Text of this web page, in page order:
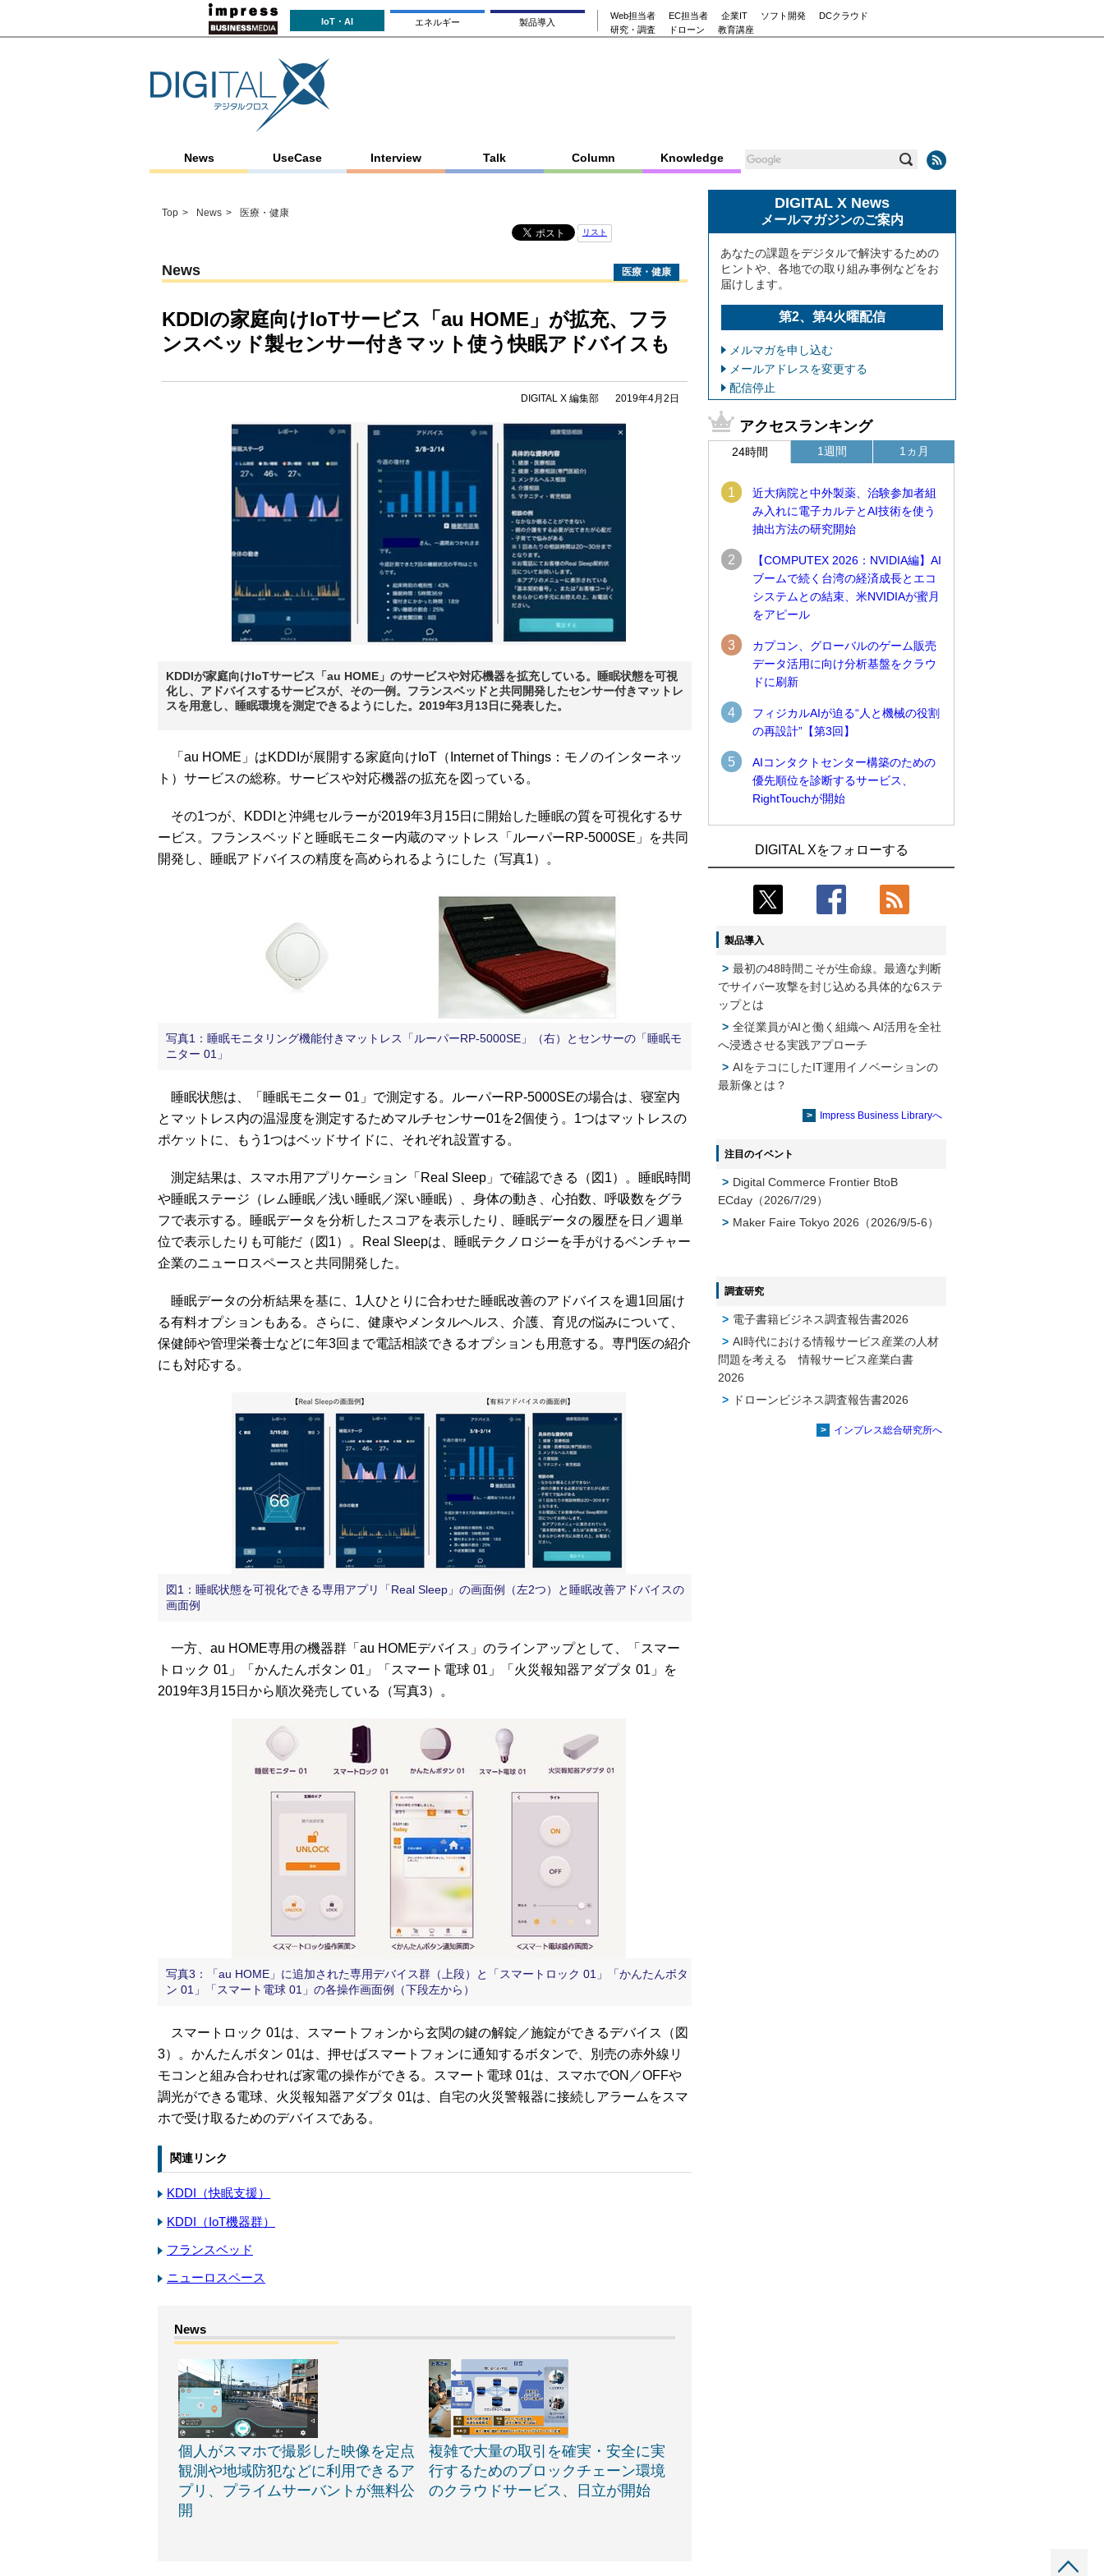
IoT・AI エネルギー 製品導入
Web担当者 EC担当者 企業IT ソフト開発
DCクラウド
研究・調査
ドローン 教育講座
News UseCase Interview Talk Column Knowledge
Top News 医療・健康
リスト
News 医療・健康
KDDIの家庭向けIoTサービス「au HOME」が拡充、フラ
ンスベッド製センサー付きマット使う快眠アドバイスも
DIGITAL X 編集部 2019年4月2日
KDDIが家庭向けIoTサービス「au HOME」のサービスや対応機器を拡充している。睡眠状態を可視
化し、アドバイスするサービスが、その一例。フランスベッドと共同開発したセンサー付きマットレ
スを用意し、睡眠環境を測定できるようにした。2019年3月13日に発表した。
「au HOME」はKDDIが展開する家庭向けIoT（Internet of Things：モノのインターネッ
ト）サービスの総称。サービスや対応機器の拡充を図っている。
その1つが、KDDIと沖縄セルラーが2019年3月15日に開始した睡眠の質を可視化するサ
ービス。フランスベッドと睡眠モニター内蔵のマットレス「ルーパーRP-5000SE」を共同
開発し、睡眠アドバイスの精度を高められるようにした（写真1）。
写真1：睡眠モニタリング機能付きマットレス「ルーパーRP-5000SE」（右）とセンサーの「睡眠モ
ニター 01」
睡眠状態は、「睡眠モニター 01」で測定する。ルーパーRP-5000SEの場合は、寝室内
とマットレス内の温湿度を測定するためマルチセンサー01を2個使う。1つはマットレスの
ポケットに、もう1つはベッドサイドに、それぞれ設置する。
測定結果は、スマホ用アプリケーション「Real Sleep」で確認できる（図1）。睡眠時間
や睡眠ステージ（レム睡眠／浅い睡眠／深い睡眠）、身体の動き、心拍数、呼吸数をグラ
フで表示する。睡眠データを分析したスコアを表示したり、睡眠データの履歴を日／週単
位で表示したりも可能だ（図1）。Real Sleepは、睡眠テクノロジーを手がけるベンチャー
企業のニューロスペースと共同開発した。
睡眠データの分析結果を基に、1人ひとりに合わせた睡眠改善のアドバイスを週1回届け
る有料オプションもある。さらに、健康やメンタルヘルス、介護、育児の悩みについて、
保健師や管理栄養士などに年3回まで電話相談できるオプションも用意する。専門医の紹介
にも対応する。
図1：睡眠状態を可視化できる専用アプリ「Real Sleep」の画面例（左2つ）と睡眠改善アドバイスの
画面例
一方、au HOME専用の機器群「au HOMEデバイス」のラインアップとして、「スマー
トロック 01」「かんたんボタン 01」「スマート電球 01」「火災報知器アダプタ 01」を
2019年3月15日から順次発売している（写真3）。
写真3：「au HOME」に追加された専用デバイス群（上段）と「スマートロック 01」「かんたんボタ
ン 01」「スマート電球 01」の各操作画面例（下段左から）
スマートロック 01は、スマートフォンから玄関の鍵の解錠／施錠ができるデバイス（図
3）。かんたんボタン 01は、押せばスマートフォンに通知するボタンで、別売の赤外線リ
モコンと組み合わせれば家電の操作ができる。スマート電球 01は、スマホでON／OFFや
調光ができる電球、火災報知器アダプタ 01は、自宅の火災警報器に接続しアラームをスマ
ホで受け取るためのデバイスである。
関連リンク
KDDI（快眠支援）
KDDI（IoT機器群）
フランスベッド
ニューロスペース
個人がスマホで撮影した映像を定点
観測や地域防犯などに利用できるア
プリ、プライムサーバントが無料公
開
複雑で大量の取引を確実・安全に実
行するためのブロックチェーン環境
のクラウドサービス、日立が開始
DIGITAL X News
メールマガジンのご案内
あなたの課題をデジタルで解決するための
ヒントや、各地での取り組み事例などをお
届けします。
第2、第4火曜配信
メルマガを申し込む
メールアドレスを変更する
配信停止
アクセスランキング
24時間
1
近大病院と中外製薬、治験参加者組
み入れに電子カルテとAI技術を使う
抽出方法の研究開始
2
【COMPUTEX 2026：NVIDIA編】AI
ブームで続く台湾の経済成長とエコ
システムとの結束、米NVIDIAが蜜月
をアピール
3
カプコン、グローバルのゲーム販売
データ活用に向け分析基盤をクラウ
ドに刷新
4
フィジカルAIが迫る“人と機械の役割
の再設計”【第3回】
5
AIコンタクトセンター構築のための
優先順位を診断するサービス、
RightTouchが開始
1週間
れに電子カルテとAI技術を使う抽出方法
の研究開始
Umios、消費者起点の販売計画策定に向
3
歩行ロボット利用を検証
4
【COMPUTEX 2026：Arm編】チップ自
社製造で鍵を握る台湾サプライチェー
ン、英Armが連携を強調
フィジカルAIが迫る“人と機械の役割の再
設計”【第3回】
1ヵ月
仮想化技術を使う統合基盤を本格稼働
鹿島建設、鋼管柱へのコンクリート充填
時の異常を検出するAIを遠隔監視システ
3
れに電子カルテとAI技術を使う抽出方法
の研究開始
そもそも今の仕事はAIエージェントを求
めているのか【第25回】
製造業の現場の暗黙知を組織横断で活用
するためのナレッジ管理基盤、LIGHTzが
DIGITAL Xをフォローする
製品導入
最初の48時間こそが生命線。最適な判断
でサイバー攻撃を封じ込める具体的な6ステ
ップとは
全従業員がAIと働く組織へ AI活用を全社
へ浸透させる実践アプローチ
AIをテコにしたIT運用イノベーションの
最新像とは？
Impress Business Libraryへ
注目のイベント
Digital Commerce Frontier BtoB
ECday（2026/7/29）
Maker Faire Tokyo 2026（2026/9/5-6）
調査研究
電子書籍ビジネス調査報告書2026
AI時代における情報サービス産業の⼈材
問題を考える 情報サービス産業⽩書
2026
ドローンビジネス調査報告書2026
インプレス総合研究所へ